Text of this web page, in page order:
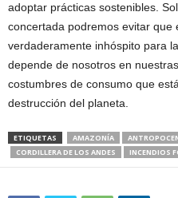
adoptar prácticas sostenibles.
concertada podremos evitar que
verdaderamente inhóspito para
depende de nosotros en
costumbres de consumo que
destrucción del planeta.
ETIQUETAS AMAZONÍA
CORDILLERA DE LOS ANDES
INCENDIOS